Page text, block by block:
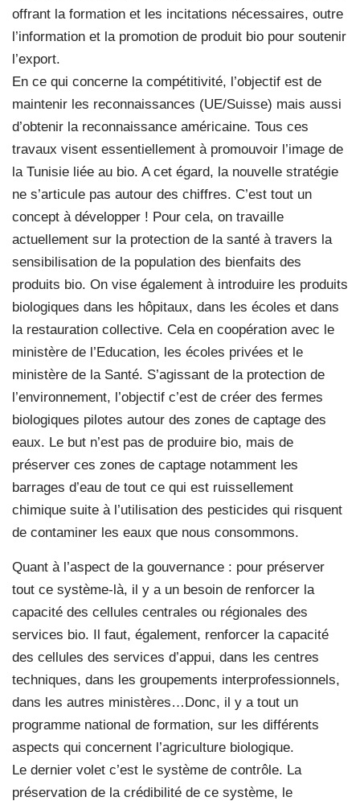
offrant la formation et les incitations nécessaires, outre
l’information et la promotion de produit bio pour soutenir
l’export.
En ce qui concerne la compétitivité, l’objectif est de
maintenir les reconnaissances (UE/Suisse) mais aussi
d’obtenir la reconnaissance américaine. Tous ces
travaux visent essentiellement à promouvoir l’image de
la Tunisie liée au bio. A cet égard, la nouvelle stratégie
ne s’articule pas autour des chiffres. C’est tout un
concept à développer ! Pour cela, on travaille
actuellement sur la protection de la santé à travers la
sensibilisation de la population des bienfaits des
produits bio. On vise également à introduire les produits
biologiques dans les hôpitaux, dans les écoles et dans
la restauration collective. Cela en coopération avec le
ministère de l’Education, les écoles privées et le
ministère de la Santé. S’agissant de la protection de
l’environnement, l’objectif c’est de créer des fermes
biologiques pilotes autour des zones de captage des
eaux. Le but n’est pas de produire bio, mais de
préserver ces zones de captage notamment les
barrages d’eau de tout ce qui est ruissellement
chimique suite à l’utilisation des pesticides qui risquent
de contaminer les eaux que nous consommons.
Quant à l’aspect de la gouvernance : pour préserver
tout ce système-là, il y a un besoin de renforcer la
capacité des cellules centrales ou régionales des
services bio. Il faut, également, renforcer la capacité
des cellules des services d’appui, dans les centres
techniques, dans les groupements interprofessionnels,
dans les autres ministères…Donc, il y a tout un
programme national de formation, sur les différents
aspects qui concernent l’agriculture biologique.
Le dernier volet c’est le système de contrôle. La
préservation de la crédibilité de ce système, le